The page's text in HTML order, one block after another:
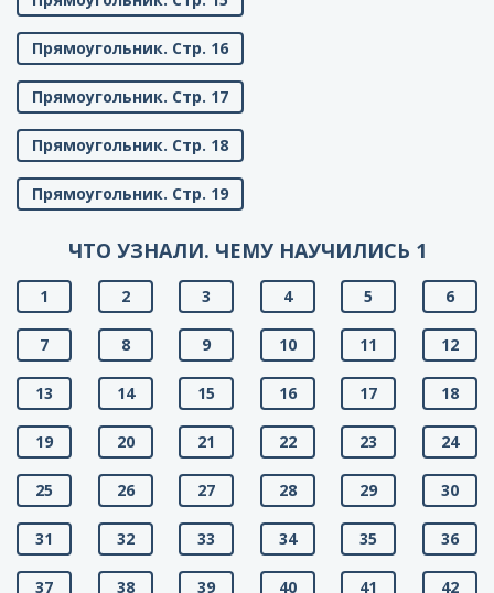
Прямоугольник. Стр. 16
Прямоугольник. Стр. 17
Прямоугольник. Стр. 18
Прямоугольник. Стр. 19
ЧТО УЗНАЛИ. ЧЕМУ НАУЧИЛИСЬ 1
1 2 3 4 5 6
7 8 9 10 11 12
13 14 15 16 17 18
19 20 21 22 23 24
25 26 27 28 29 30
31 32 33 34 35 36
37 38 39 40 41 42